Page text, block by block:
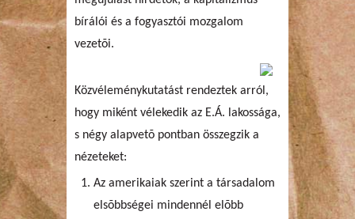
bírálói és a fogyasztói mozgalom
vezetõi.
Közvéleménykutatást rendeztek arról,
hogy miként vélekedik az E.Á. lakossága,
s négy alapvetõ pontban összegzik a
nézeteket:
Az amerikaiak szerint a társadalom
elsõbbségei mindennél elõbb